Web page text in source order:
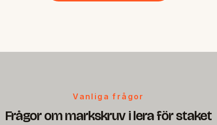
Vanliga frågor
Frågor om markskruv i lera för staket